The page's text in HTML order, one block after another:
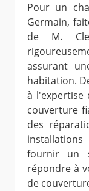
Pour un
Germain,
de M.
assurant
habitation.
à l'expertise
couverture
des
installations
fournir un
répondre à
de